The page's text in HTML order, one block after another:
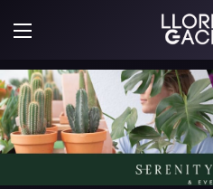
Menú